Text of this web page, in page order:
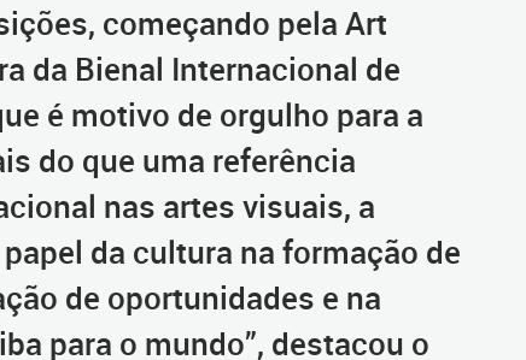
começando pela Art
da Bienal Internacional de
é motivo de orgulho para a
do que uma referência
nas artes visuais, a
da cultura na formação de
de oportunidades e na
para o mundo”, destacou o